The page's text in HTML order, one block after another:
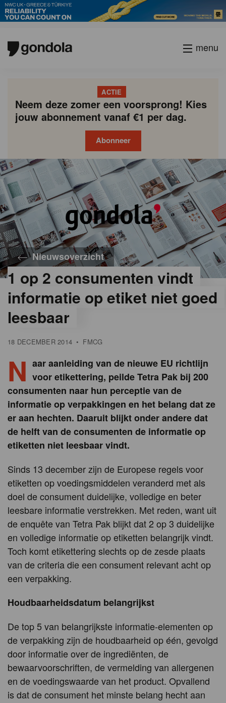
menu
ACTIE
Neem deze zomer een voorsprong! Kies
jouw abonnement vanaf €1 per dag.
Abonneer
Nieuwsoverzicht
1 op 2 consumenten vindt
informatie op etiket niet goed
leesbaar
18 DECEMBER 2014 • FMCG
N aar aanleiding van de nieuwe EU richtlijn
voor etikettering, peilde Tetra Pak bij 200
consumenten naar hun perceptie van de
informatie op verpakkingen en het belang dat ze
er aan hechten. Daaruit blijkt onder andere dat
de helft van de consumenten de informatie op
etiketten niet leesbaar vindt.
Sinds 13 december zijn de Europese regels voor
etiketten op voedingsmiddelen veranderd met als
doel de consument duidelijke, volledige en beter
leesbare informatie verstrekken. Met reden, want uit
de enquête van Tetra Pak blijkt dat 2 op 3 duidelijke
en volledige informatie op etiketten belangrijk vindt.
Toch komt etikettering slechts op de zesde plaats
van de criteria die een consument relevant acht op
een verpakking.
Houdbaarheidsdatum belangrijkst
De top 5 van belangrijkste informatie-elementen op
de verpakking zijn de houdbaarheid op één, gevolgd
door informatie over de ingrediënten, de
bewaarvoorschriften, de vermelding van allergenen
en de voedingswaarde van het product. Opvallend
is dat de consument het minste belang hecht aan
Gondola
academy
Gondola
society